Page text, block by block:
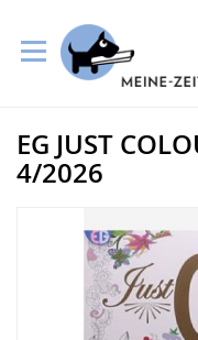
zum
Inhalt
Zum
Ende
der
EG JUST
4/2026